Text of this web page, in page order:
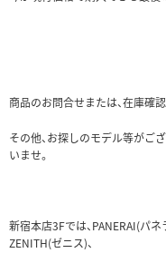
商品のお問合せまたは、在庫確
その他、お探しのモデル等がご
いませ。
新宿本店3Fでは、PANERAI(パ
ZENITH(ゼニス)、